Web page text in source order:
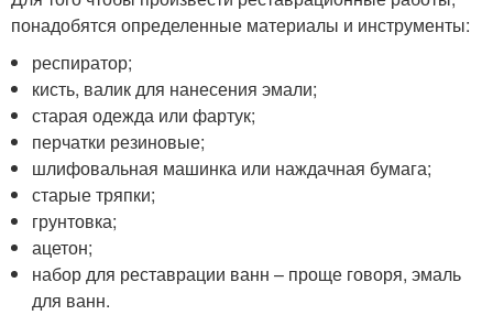
понадобятся определенные материалы и инструменты:
респиратор;
кисть, валик для нанесения эмали;
старая одежда или фартук;
перчатки резиновые;
шлифовальная машинка или наждачная бумага;
старые тряпки;
грунтовка;
ацетон;
набор для реставрации ванн – проще говоря, эмаль
для ванн.